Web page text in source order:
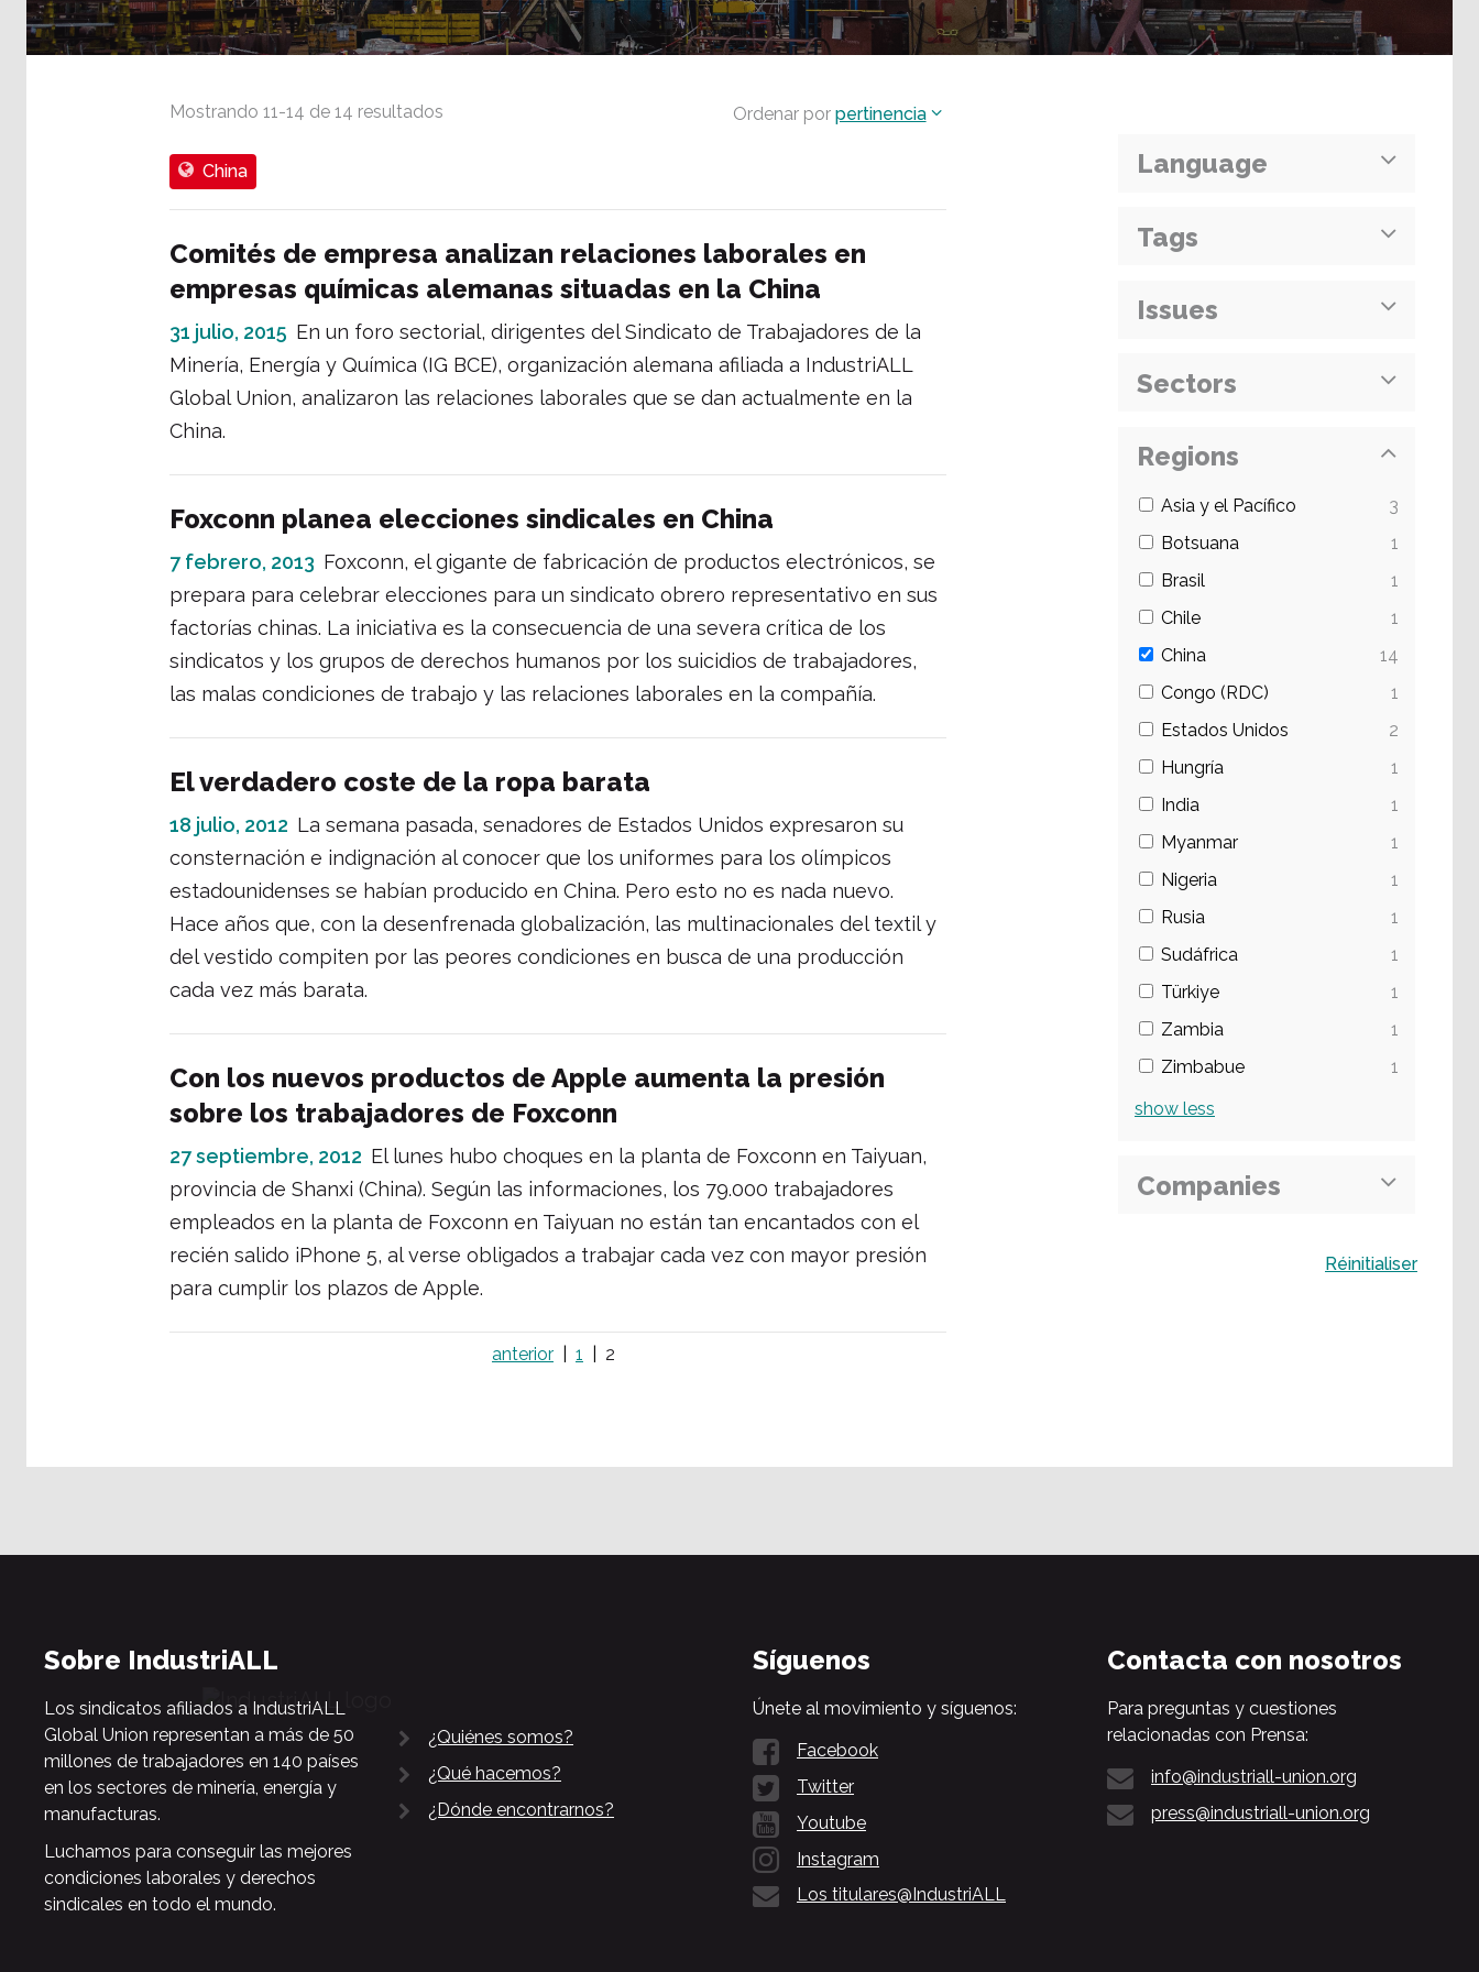
Mostrando 11-14 de 14 resultados Ordenar por pertinencia
China
Comités de empresa analizan relaciones laborales en
empresas químicas alemanas situadas en la China
31 julio, 2015 En un foro sectorial, dirigentes del Sindicato de Trabajadores de la
Minería, Energía y Química (IG BCE), organización alemana afiliada a IndustriALL
Global Union, analizaron las relaciones laborales que se dan actualmente en la
China.
Foxconn planea elecciones sindicales en China
7 febrero, 2013 Foxconn, el gigante de fabricación de productos electrónicos, se
prepara para celebrar elecciones para un sindicato obrero representativo en sus
factorías chinas. La iniciativa es la consecuencia de una severa crítica de los
sindicatos y los grupos de derechos humanos por los suicidios de trabajadores,
las malas condiciones de trabajo y las relaciones laborales en la compañía.
El verdadero coste de la ropa barata
18 julio, 2012 La semana pasada, senadores de Estados Unidos expresaron su
consternación e indignación al conocer que los uniformes para los olímpicos
estadounidenses se habían producido en China. Pero esto no es nada nuevo.
Hace años que, con la desenfrenada globalización, las multinacionales del textil y
del vestido compiten por las peores condiciones en busca de una producción
cada vez más barata.
Con los nuevos productos de Apple aumenta la presión
sobre los trabajadores de Foxconn
27 septiembre, 2012 El lunes hubo choques en la planta de Foxconn en Taiyuan,
provincia de Shanxi (China). Según las informaciones, los 79.000 trabajadores
empleados en la planta de Foxconn en Taiyuan no están tan encantados con el
recién salido iPhone 5, al verse obligados a trabajar cada vez con mayor presión
para cumplir los plazos de Apple.
anterior 1 2
Language
Tags
Issues
Sectors
Regions
Asia y el Pacífico
3
Botsuana
1
Brasil
1
Chile
1
China
14
Congo (RDC)
1
Estados Unidos
2
Hungría
1
India
1
Myanmar
1
Nigeria
1
Rusia
1
Sudáfrica
1
Türkiye
1
Zambia
1
Zimbabue
1
show less
Companies
Réinitialiser
Sobre IndustriALL
Los sindicatos afiliados a IndustriALL
Global Union representan a más de 50
millones de trabajadores en 140 países
en los sectores de minería, energía y
manufacturas.
Luchamos para conseguir las mejores
condiciones laborales y derechos
sindicales en todo el mundo.
¿Quiénes somos?
¿Qué hacemos?
¿Dónde encontrarnos?
Síguenos
Únete al movimiento y síguenos:
Facebook
Twitter
Youtube
Instagram
Los titulares@IndustriALL
Contacta con nosotros
Para preguntas y cuestiones
relacionadas con Prensa:
info@industriall-union.org
press@industriall-union.org